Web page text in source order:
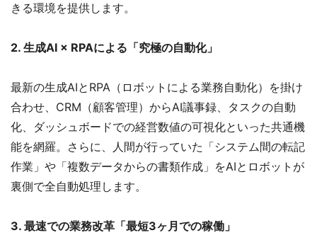
きる環境を提供します。
2. 生成AI × RPAによる「究極の自動化」
最新の生成AIとRPA（ロボットによる業務自動化）を掛け
合わせ、CRM（顧客管理）からAI議事録、タスクの自動
化、ダッシュボードでの経営数値の可視化といった共通機
能を網羅。さらに、人間が行っていた「システム間の転記
作業」や「複数データからの書類作成」をAIとロボットが
裏側で全自動処理します。
3. 最速での業務改革「最短3ヶ月での稼働」